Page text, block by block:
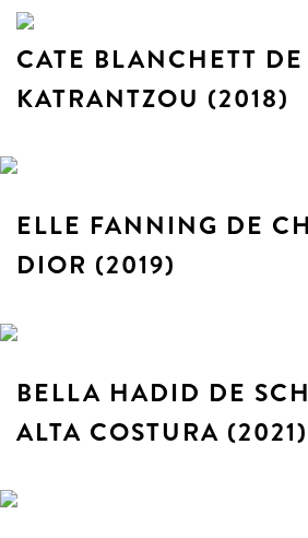
CATE BLANCHETT
KATRANTZOU (2018)
ELLE FANNING DE
DIOR (2019)
BELLA HADID DE
ALTA COSTURA (2021)